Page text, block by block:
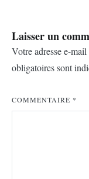
Laisser un
Votre adresse e-
obligatoires sont
COMMENTAIRE *